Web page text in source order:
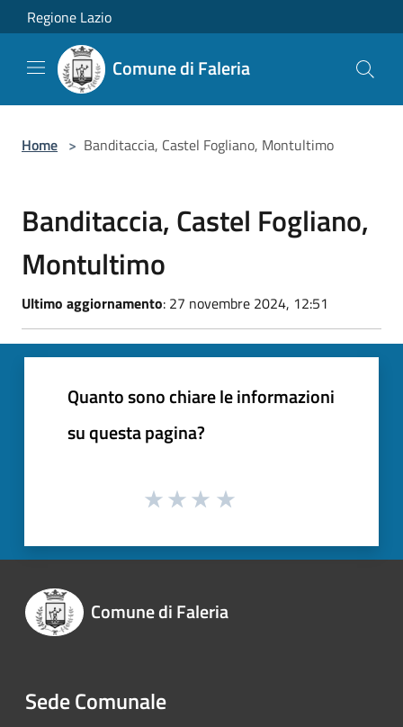
Salta al contenuto principale
Regione Lazio
Comune di Faleria
Home > Banditaccia, Castel Fogliano, Montultimo
Banditaccia, Castel Fogliano,
Montultimo
Ultimo aggiornamento: 27 novembre 2024, 12:51
Quanto sono chiare le informazioni
su questa pagina?
Comune di Faleria
Sede Comunale